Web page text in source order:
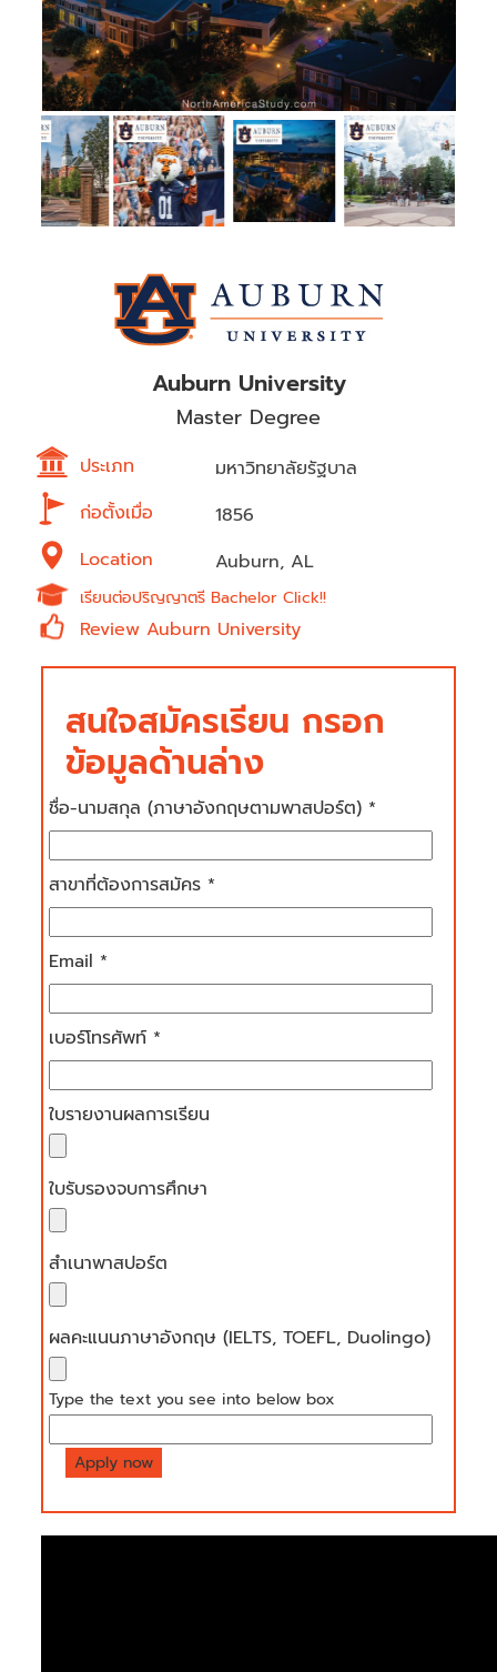
Auburn University
Master Degree
ประเภท
มหาวิทยาลัยรัฐบาล
ก่อตั้งเมื่อ
1856
Location
Auburn, AL
เรียนต่อปริญญาตรี Bachelor Click!!
Review Auburn University
สนใจสมัครเรียน กรอก
ข้อมูลด้านล่าง
ชื่อ-นามสกุล (ภาษาอังกฤษตามพาสปอร์ต) *
สาขาที่ต้องการสมัคร *
Email *
เบอร์โทรศัพท์ *
ใบรายงานผลการเรียน
ใบรับรองจบการศึกษา
สำเนาพาสปอร์ต
ผลคะแนนภาษาอังกฤษ (IELTS, TOEFL, Duolingo)
Type the text you see into below box